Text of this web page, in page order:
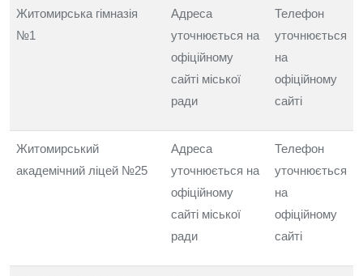
Житомирська гімназія
№1
Адреса
уточнюється на
офіційному
сайті міської
ради
Телефон
уточнюється
на
офіційному
сайті
Житомирський
академічний ліцей №25
Адреса
уточнюється на
офіційному
сайті міської
ради
Телефон
уточнюється
на
офіційному
сайті